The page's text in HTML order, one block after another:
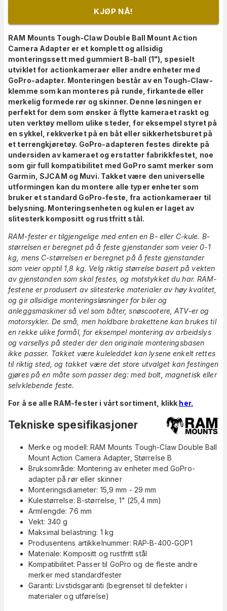
KJØP NÅ!
RAM Mounts Tough-Claw Double Ball Mount Action
Camera Adapter er et komplett og allsidig
monteringssett med gummiert B-ball (1"), spesielt
utviklet for actionkameraer eller andre enheter med
GoPro-adapter. Monteringen består av en Tough-Claw-
klemme som kan monteres på runde, firkantede eller
merkelig formede rør og skinner. Denne løsningen er
perfekt for dem som ønsker å flytte kameraet raskt og
uten verktøy mellom ulike steder, for eksempel styret på
en sykkel, rekkverket på en båt eller sikkerhetsburet på
et terrengkjøretøy. GoPro-adapteren festes direkte på
undersiden av kameraet og erstatter fabrikkfestet, noe
som gir full kompatibilitet med GoPro samt merker som
Garmin, SJCAM og Muvi. Takket være den universelle
utformingen kan du montere alle typer enheter som
bruker et standard GoPro-feste, fra actionkameraer til
belysning. Monteringsenheten og kulen er laget av
slitesterk kompositt og rustfritt stål.
RAM-fester er tilgjengelige med enten en B- eller C-kule. B-
størrelsen er beregnet på å feste gjenstander som veier 0-1
kg, mens C-størrelsen er beregnet på å feste gjenstander
som veier opptil 1,8 kg. Velg riktig størrelse basert på vekten
av gjenstanden som skal festes, og motstykket du har. RAM-
festene er produsert av slitesterke materialer av høy kvalitet,
og gir allsidige monteringsløsninger for biler og
anleggsmaskiner så vel som båter, snøscootere, ATV-er og
motorsykler. De små, men holdbare brakettene kan brukes til
en rekke ulike formål, for eksempel montering av arbeidslys
og varsellys på steder der den originale monteringsbasen
ikke passer. Takket være kuleleddet kan lysene enkelt rettes
til riktig sted, og takket være det store utvalget kan festingen
gjøres på en måte som passer deg: med bolt, magnetisk eller
selvklebende feste.
For å se alle RAM-fester i vårt sortiment, klikk her.
Tekniske spesifikasjoner
Merke og modell: RAM Mounts Tough-Claw Double Ball
Mount Action Camera Adapter, Størrelse B
Bruksområde: Montering av enheter med GoPro-
adapter på rør eller skinner
Monteringsdiameter: 15,9 mm - 29 mm
Kulestørrelse: B-størrelse, 1" (25,4 mm)
Armlengde: 76 mm
Vekt: 340 g
Maksimal belastning: 1 kg
Produsentens artikkelnummer: RAP-B-400-GOP1
Materiale: Kompositt og rustfritt stål
Kompatibilitet: Passer til GoPro og de fleste andre
merker med standardfester
Garanti: Livstidsgaranti (begrenset til defekter i
materialer og utførelse)